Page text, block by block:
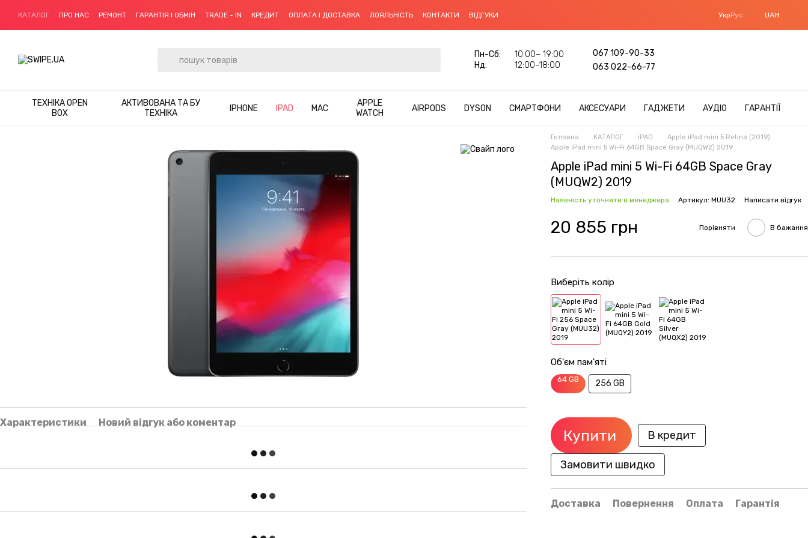
КАТАЛОГ ПРО НАС РЕМОНТ ГАРАНТІЯ І ОБМІН TRADE - IN КРЕДИТ ОПЛАТА І ДОСТАВКА ЛОЯЛЬНІСТЬ КОНТАКТИ ВІДГУКИ УкрРус UAH
Пн-Cб:
10:00– 19:00
Нд:
12:00–18:00
067 109-90-33
063 022-66-77
ТЕХНІКА OPEN
BOX
АКТИВОВАНА ТА БУ
ТЕХНІКА
IPHONE IPAD MAC
APPLE
WATCH
AIRPODS DYSON СМАРТФОНИ АКСЕСУАРИ ГАДЖЕТИ АУДІО ГАРАНТІЇ
Характеристики Новий відгук або коментар
Головна КАТАЛОГ iPAD
Apple iPad mini 5 Retina (2019)
Apple iPad mini 5 Wi-Fi 64GB Space Gray (MUQW2) 2019
Apple iPad mini 5 Wi-Fi 64GB Space Gray
(MUQW2) 2019
Наявність уточняти в менеджера Артикул: MUU32 Написати відгук
20 855 грн Порівняти В бажання
Виберіть колір
Об'єм пам'яті
64 GB 256 GB
Купити В кредит
Замовити швидко
Доставка Повернення Оплата Гарантія